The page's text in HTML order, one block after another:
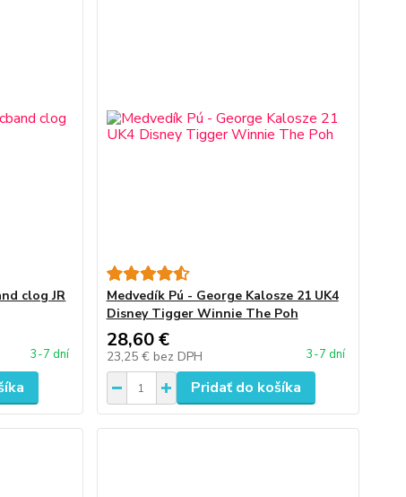
clog JR
3-7 dní
Medvedík Pú - George Kalosze 21 UK4
Disney Tigger Winnie The Poh
28,60 €
23,25 € bez DPH 3-7 dní
Pridať do košíka